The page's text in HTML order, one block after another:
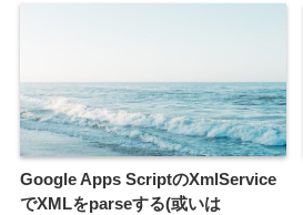
Google Apps ScriptのXmlService
でXMLをparseする(或いは